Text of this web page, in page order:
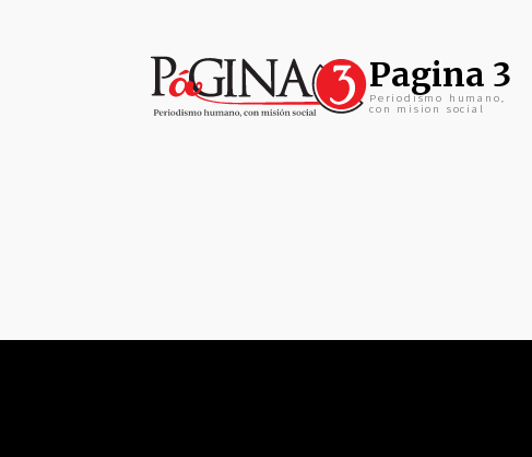
Pagina 3
Periodismo humano,
con mision social